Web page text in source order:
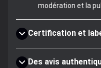
modération et la
Certification et
Des avis